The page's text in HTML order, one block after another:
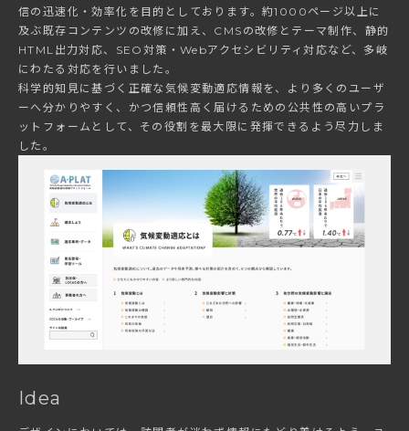
信の迅速化・効率化を目的としております。約1000ページ以上に
及ぶ既存コンテンツの改修に加え、CMSの改修とテーマ制作、静的
HTML出力対応、SEO対策・Webアクセシビリティ対応など、多岐
にわたる対応を行いました。
科学的知見に基づく正確な気候変動適応情報を、より多くのユーザ
ーへ分かりやすく、かつ信頼性高く届けるための公共性の高いプラ
ットフォームとして、その役割を最大限に発揮できるよう尽力しま
した。
Idea